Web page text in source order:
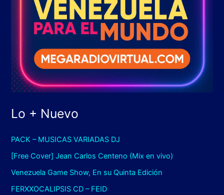
Lo + Nuevo
PACK – MUSICAS VARIADAS DJ
[Free Cover] Jean Carlos Centeno (Mix en vivo)
Venezuela Game Show, En su Quinta Edición
FERXXOCALIPSIS CD – FEID